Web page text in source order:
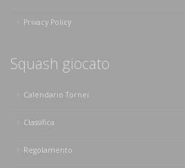
Privacy Policy
Squash giocato
Calendario Tornei
Classifica
Regolamento